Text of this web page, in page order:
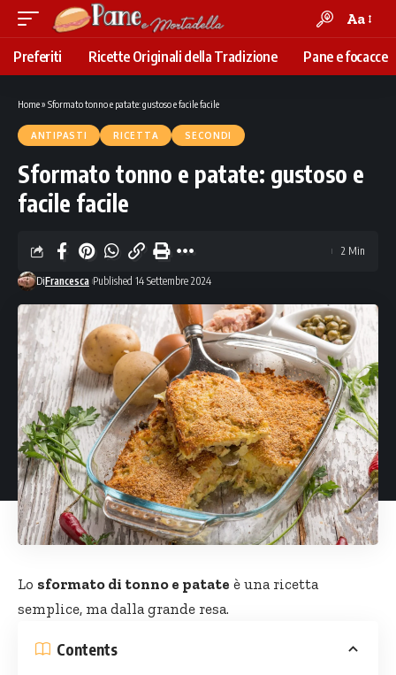
Font
Resizer
Aa
Preferiti Ricette Originali della Tradizione Pane e focacce
Home» Sformato tonno e patate: gustoso e facile facile
ANTIPASTI RICETTA SECONDI
Sformato tonno e patate: gustoso e
facile facile
DiFrancesca Published 14 Settembre 2024
2 Min
Lo sformato di tonno e patate è una ricetta
semplice, ma dalla grande resa.
Contents